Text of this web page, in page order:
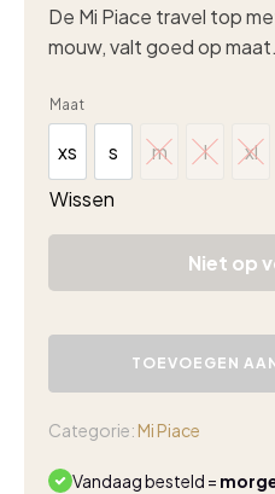
De Mi Piace travel top
mouw, valt goed op maat.
Maat
xs
xs
s
s
m
m
l
l
xl
xl
Wissen
Niet op
Mi
rust
TOEVOEGEN
Categorie: Mi Piace
Vandaag besteld =